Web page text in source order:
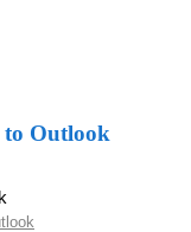
Outlook